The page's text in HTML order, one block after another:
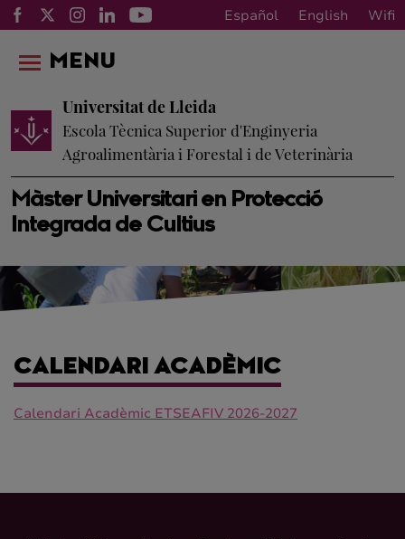
Español English Wifi
Màster Universitari en Protecció
Integrada de Cultius
Universitat de Lleida
Escola Tècnica Superior d'Enginyeria
Agroalimentària i Forestal i de Veterinària
MENU
CALENDARI ACADÈMIC
Calendari Acadèmic ETSEAFIV 2026-2027